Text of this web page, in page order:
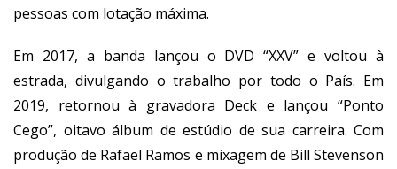
pessoas com lotação máxima.
Em 2017, a banda lançou o DVD “XXV” e voltou à
estrada, divulgando o trabalho por todo o País. Em
2019, retornou à gravadora Deck e lançou “Ponto
Cego”, oitavo álbum de estúdio de sua carreira. Com
produção de Rafael Ramos e mixagem de Bill Stevenson